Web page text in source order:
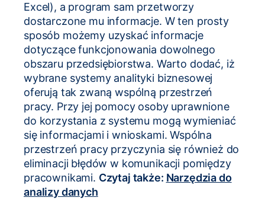
Excel), a program sam przetworzy
dostarczone mu informacje. W ten prosty
sposób możemy uzyskać informacje
dotyczące funkcjonowania dowolnego
obszaru przedsiębiorstwa. Warto dodać, iż
wybrane systemy analityki biznesowej
oferują tak zwaną wspólną przestrzeń
pracy. Przy jej pomocy osoby uprawnione
do korzystania z systemu mogą wymieniać
się informacjami i wnioskami. Wspólna
przestrzeń pracy przyczynia się również do
eliminacji błędów w komunikacji pomiędzy
pracownikami. Czytaj także: Narzędzia do
analizy danych